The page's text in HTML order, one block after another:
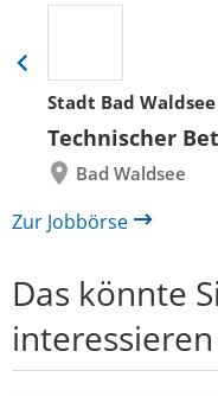
Stadt Bad Waldsee
Technischer
Bad Waldsee
Folie
zurück
Zur Jobbörse
Das könnte
interessieren